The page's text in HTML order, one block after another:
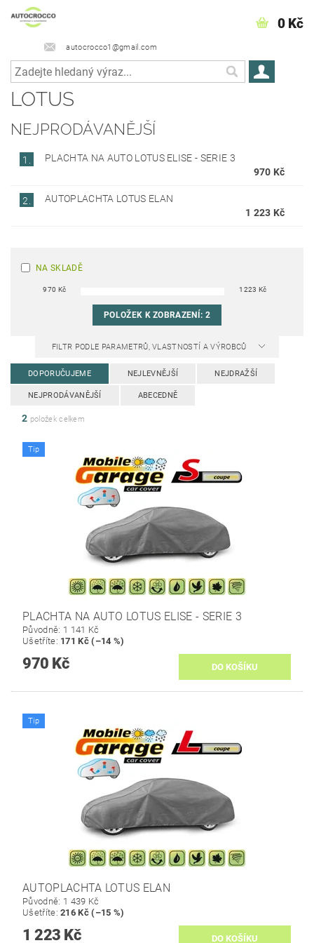
autocrocco1@gmail.com
0 Kč
LOTUS
NEJPRODÁVANĚJŠÍ
1.
PLACHTA NA AUTO LOTUS ELISE - SERIE 3
970 Kč
2.
AUTOPLACHTA LOTUS ELAN
1 223 Kč
NA SKLADĚ
970 Kč 1223 Kč
POLOŽEK K ZOBRAZENÍ: 2
FILTR PODLE PARAMETRŮ, VLASTNOSTÍ A VÝROBCŮ
DOPORUČUJEME NEJLEVNĚJŠÍ NEJDRAŽŠÍ
NEJPRODÁVANĚJŠÍ ABECEDNĚ
2 položek celkem
Tip
PLACHTA NA AUTO LOTUS ELISE - SERIE 3
Původně: 1 141 Kč
Ušetříte: 171 Kč (–14 %)
970 Kč
Tip
AUTOPLACHTA LOTUS ELAN
Původně: 1 439 Kč
Ušetříte:216 Kč (–15 %)
1 223 Kč